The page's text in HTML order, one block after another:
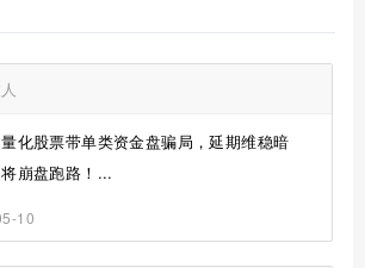
化股票带单类资金盘骗局，延期维稳暗
崩盘跑路！...
10